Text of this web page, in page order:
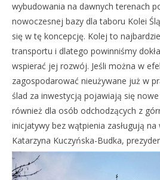
wybudowania na dawnych terenach
nowoczesnej bazy dla taboru Kolei
się w tę koncepcję. Kolej to
transportu i dlatego powinniśmy
wspierać jej rozwój. Jeśli można w
zagospodarować nieużywane już w
ślad za inwestycją pojawiają się
również dla osób odchodzących z
inicjatywy bez wątpienia zasługują
Katarzyna Kuczyńska-Budka,